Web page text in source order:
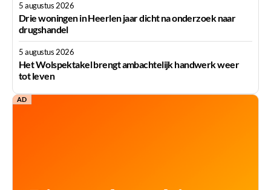
5 augustus 2026
Drie woningen in Heerlen jaar dicht na onderzoek naar
drugshandel
5 augustus 2026
Het Wolspektakel brengt ambachtelijk handwerk weer
tot leven
AD